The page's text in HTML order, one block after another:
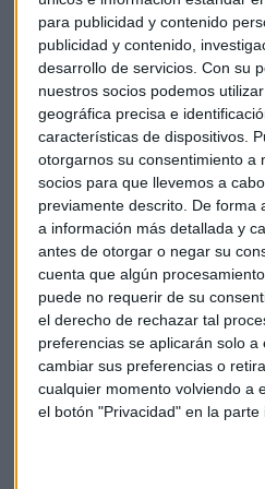
para publicidad y contenido
publicidad y contenido,
desarrollo de servicios. Con su
nuestros socios podemos
geográfica precisa e
características de dispositivos.
otorgarnos su consentimiento a
socios para que llevemos a
previamente descrito. De forma
a información más detallada y
antes de otorgar o negar su
cuenta que algún
puede no requerir de su
el derecho de rechazar tal
preferencias se aplicarán solo a
cambiar sus preferencias o
cualquier momento volviendo a
el botón "Privacidad" en la
y restaurantes del
Y tienen muchos
lado la cafetería de Disney, una
icónica marca que permitirá a
juegos interactivos y disfrutar
Disney, y por otro lado un
para llevar). Ya ven, todo lujo de
nuestras compras una
divertida.
Primark Tienda
Grandes Superficies Comerciales